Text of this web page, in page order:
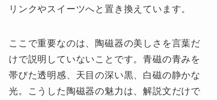
リンクやスイーツへと置き換えています。
ここで重要なのは、陶磁器の美しさを言葉だ
けで説明していないことです。青磁の青みを
帯びた透明感、天目の深い黒、白磁の静かな
光。こうした陶磁器の魅力は、解説文だけで